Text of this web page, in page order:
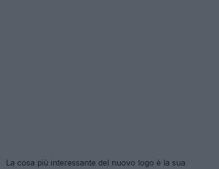
La cosa più interessante del nuovo logo è la sua